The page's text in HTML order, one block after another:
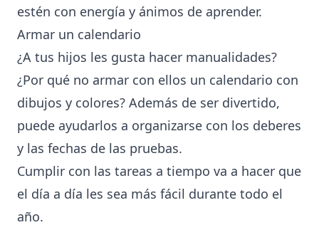
estén con energía y ánimos de aprender.
Armar un calendario
¿A tus hijos les gusta hacer manualidades?
¿Por qué no armar con ellos un calendario con
dibujos y colores? Además de ser divertido,
puede ayudarlos a organizarse con los deberes
y las fechas de las pruebas.
Cumplir con las tareas a tiempo va a hacer que
el día a día les sea más fácil durante todo el
año.